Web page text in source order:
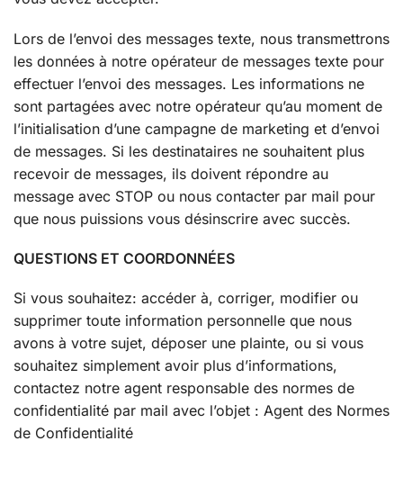
Lors de l’envoi des messages texte, nous transmettrons
les données à notre opérateur de messages texte pour
effectuer l’envoi des messages. Les informations ne
sont partagées avec notre opérateur qu’au moment de
l’initialisation d’une campagne de marketing et d’envoi
de messages. Si les destinataires ne souhaitent plus
recevoir de messages, ils doivent répondre au
message avec STOP ou nous contacter par mail pour
que nous puissions vous désinscrire avec succès.
QUESTIONS ET COORDONNÉES
Si vous souhaitez: accéder à, corriger, modifier ou
supprimer toute information personnelle que nous
avons à votre sujet, déposer une plainte, ou si vous
souhaitez simplement avoir plus d’informations,
contactez notre agent responsable des normes de
confidentialité par mail avec l’objet : Agent des Normes
de Confidentialité